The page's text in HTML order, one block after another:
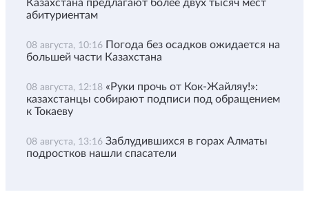
Казахстана предлагают более двух тысяч мест
абитуриентам
08 августа, 10:16 Погода без осадков ожидается на
большей части Казахстана
08 августа, 12:18 «Руки прочь от Кок-Жайляу!»:
казахстанцы собирают подписи под обращением
к Токаеву
08 августа, 13:16 Заблудившихся в горах Алматы
подростков нашли спасатели